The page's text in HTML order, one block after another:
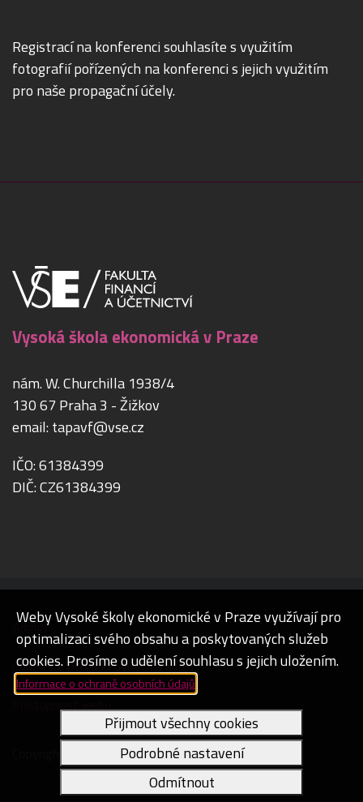
Registrací na konferenci souhlasíte s využitím
fotografií pořízených na konferenci s jejich využitím
pro naše propagační účely.
Vysoká škola ekonomická v Praze
nám. W. Churchilla 1938/4
130 67 Praha 3 - Žižkov
email: tapavf@vse.cz
IČO: 61384399
DIČ: CZ61384399
Admin
Cookies a ochrana osobních údajů
Copyright © 2026 Vysoká škola ekonomická v Praze
Weby Vysoké školy ekonomické v Praze využívají pro
optimalizaci svého obsahu a poskytovaných služeb
cookies. Prosíme o udělení souhlasu s jejich uložením.
Informace o ochraně osobních údajů
Přijmout všechny cookies
Podrobné nastavení
Odmítnout